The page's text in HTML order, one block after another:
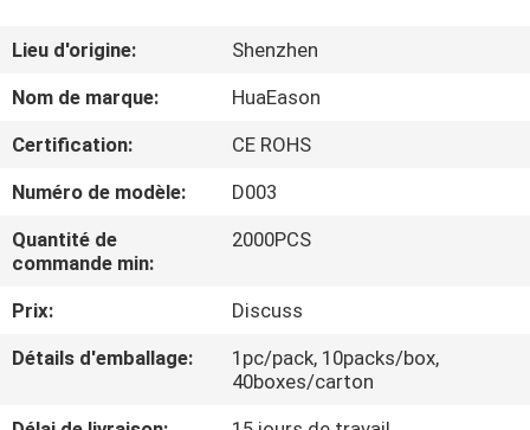
AU
DE
NOUS
VISITE
D'USINE
Lieu d'origine:
Shenzhen
Nom de marque:
HuaEason
Certification:
CE ROHS
Numéro de modèle:
D003
Quantité de
commande min:
2000PCS
Prix:
Discuss
Détails d'emballage:
1pc/pack, 10packs/box,
40boxes/carton